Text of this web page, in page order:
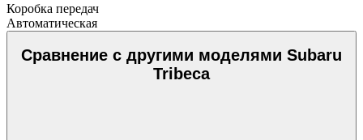
Коробка передач
Автоматическая
Сравнение с другими моделями Subaru
Tribeca